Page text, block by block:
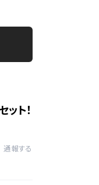
ト！
通報する